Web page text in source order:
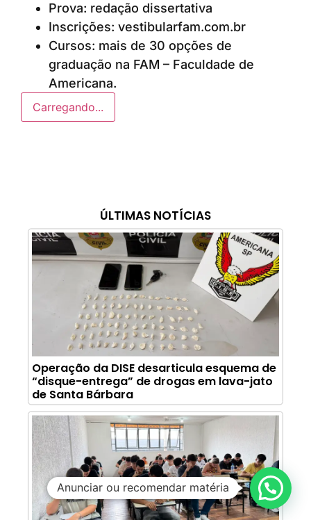
ÚLTIMAS NOTÍCIAS
Operação da DISE desarticula esquema de
“disque-entrega” de drogas em lava-jato
de Santa Bárbara
Prova: redação dissertativa
Inscrições: vestibularfam.com.br
Cursos: mais de 30 opções de
graduação na FAM – Faculdade de
Americana.
Carregando...
Anunciar ou recomendar matéria